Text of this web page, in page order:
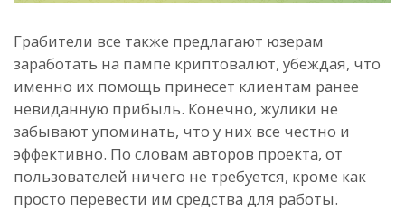
Грабители все также предлагают юзерам
заработать на пампе криптовалют, убеждая, что
именно их помощь принесет клиентам ранее
невиданную прибыль. Конечно, жулики не
забывают упоминать, что у них все честно и
эффективно. По словам авторов проекта, от
пользователей ничего не требуется, кроме как
просто перевести им средства для работы.